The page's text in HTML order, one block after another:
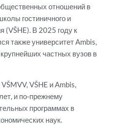
отношений в
гостиничного и
(VŠHE). В 2025 году к
также университет Ambis,
частных вузов в
VŠHE и Ambis,
и по-прежнему
программах в
наук.